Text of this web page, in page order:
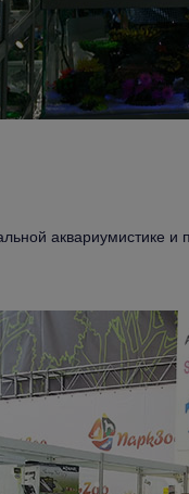
аквариумистике и